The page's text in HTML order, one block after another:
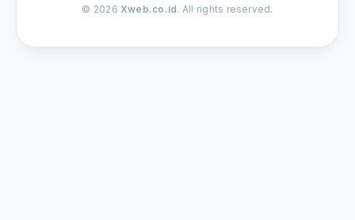
© 2026 Xweb.co.id. All rights reserved.